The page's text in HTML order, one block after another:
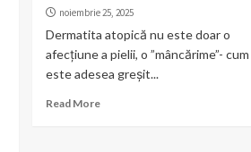
noiembrie 25, 2025
Dermatita atopică nu este doar o
afecțiune a pielii, o ”mâncărime”- cum
este adesea greșit...
Read More